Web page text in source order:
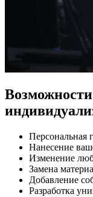
Возможности
Персональная
Нанесение
Изменение
Замена
Добавление
Разработка